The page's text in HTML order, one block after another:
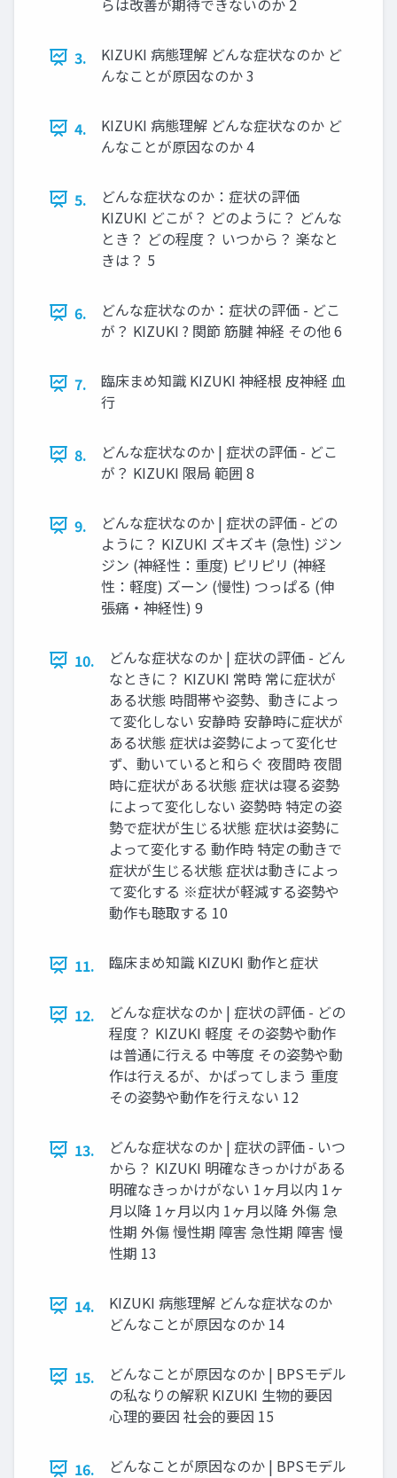
3.
KIZUKI 病態理解 どんな症状なのか ど
んなことが原因なのか 3
4.
KIZUKI 病態理解 どんな症状なのか ど
んなことが原因なのか 4
5.
どんな症状なのか：症状の評価
KIZUKI どこが？ どのように？ どんな
とき？ どの程度？ いつから？ 楽なと
きは？ 5
6.
どんな症状なのか：症状の評価 - どこ
が？ KIZUKI ? 関節 筋腱 神経 その他 6
7.
臨床まめ知識 KIZUKI 神経根 皮神経 血
行
8.
どんな症状なのか | 症状の評価 - どこ
が？ KIZUKI 限局 範囲 8
9.
どんな症状なのか | 症状の評価 - どの
ように？ KIZUKI ズキズキ (急性) ジン
ジン (神経性：重度) ピリピリ (神経
性：軽度) ズーン (慢性) つっぱる (伸
張痛・神経性) 9
10.
どんな症状なのか | 症状の評価 - どん
なときに？ KIZUKI 常時 常に症状が
ある状態 時間帯や姿勢、動きによっ
て変化しない 安静時 安静時に症状が
ある状態 症状は姿勢によって変化せ
ず、動いていると和らぐ 夜間時 夜間
時に症状がある状態 症状は寝る姿勢
によって変化しない 姿勢時 特定の姿
勢で症状が生じる状態 症状は姿勢に
よって変化する 動作時 特定の動きで
症状が生じる状態 症状は動きによっ
て変化する ※症状が軽減する姿勢や
動作も聴取する 10
11. 臨床まめ知識 KIZUKI 動作と症状
12.
どんな症状なのか | 症状の評価 - どの
程度？ KIZUKI 軽度 その姿勢や動作
は普通に行える 中等度 その姿勢や動
作は行えるが、かばってしまう 重度
その姿勢や動作を行えない 12
13.
どんな症状なのか | 症状の評価 - いつ
から？ KIZUKI 明確なきっかけがある
明確なきっかけがない 1ヶ月以内 1ヶ
月以降 1ヶ月以内 1ヶ月以降 外傷 急
性期 外傷 慢性期 障害 急性期 障害 慢
性期 13
14.
KIZUKI 病態理解 どんな症状なのか
どんなことが原因なのか 14
15.
どんなことが原因なのか | BPSモデル
の私なりの解釈 KIZUKI 生物的要因
心理的要因 社会的要因 15
16.
どんなことが原因なのか | BPSモデル